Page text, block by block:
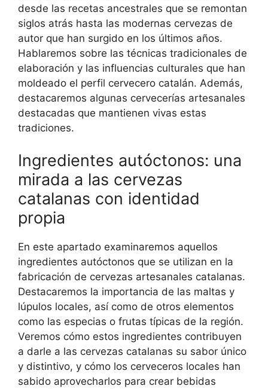
desde las recetas ancestrales que se remontan
siglos atrás hasta las modernas cervezas de
autor que han surgido en los últimos años.
Hablaremos sobre las técnicas tradicionales de
elaboración y las influencias culturales que han
moldeado el perfil cervecero catalán. Además,
destacaremos algunas cervecerías artesanales
destacadas que mantienen vivas estas
tradiciones.
Ingredientes autóctonos: una
mirada a las cervezas
catalanas con identidad
propia
En este apartado examinaremos aquellos
ingredientes autóctonos que se utilizan en la
fabricación de cervezas artesanales catalanas.
Destacaremos la importancia de las maltas y
lúpulos locales, así como de otros elementos
como las especias o frutas típicas de la región.
Veremos cómo estos ingredientes contribuyen
a darle a las cervezas catalanas su sabor único
y distintivo, y cómo los cerveceros locales han
sabido aprovecharlos para crear bebidas